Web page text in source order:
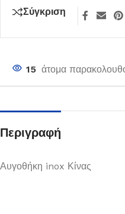
Σύγκριση
15 άτομα
Περιγραφή
Αυγοθήκη inox Κίνας